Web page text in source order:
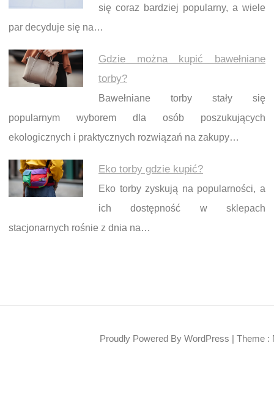
się coraz bardziej popularny, a wiele
par decyduje się na…
Gdzie można kupić bawełniane
torby?
Bawełniane torby stały się
popularnym wyborem dla osób poszukujących
ekologicznych i praktycznych rozwiązań na zakupy…
Eko torby gdzie kupić?
Eko torby zyskują na popularności, a
ich dostępność w sklepach
stacjonarnych rośnie z dnia na…
Proudly Powered By WordPress | Theme :